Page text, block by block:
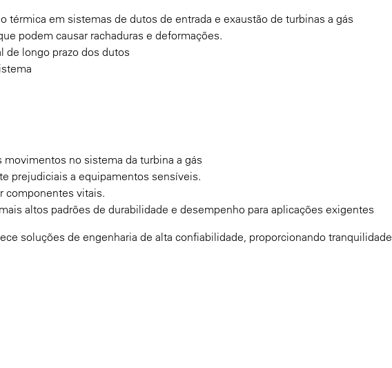
térmica em sistemas de dutos de entrada e exaustão de turbinas a gás
podem causar rachaduras e deformações.
de longo prazo dos dutos
no sistema da turbina a gás
prejudiciais a equipamentos sensíveis.
componentes vitais.
altos padrões de durabilidade e desempenho para aplicações exigentes
soluções de engenharia de alta confiabilidade, proporcionando tranquilidade